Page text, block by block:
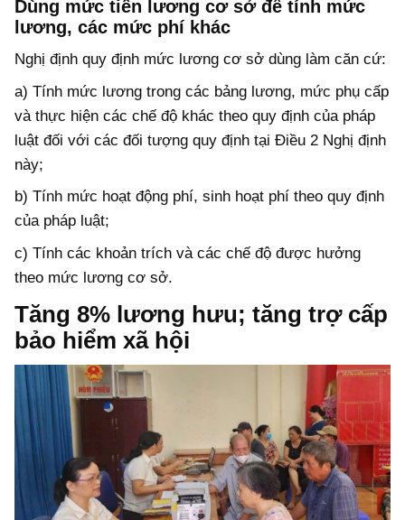
Dùng mức tiền lương cơ sở để tính mức
lương, các mức phí khác
Nghị định quy định mức lương cơ sở dùng làm căn cứ:
a) Tính mức lương trong các bảng lương, mức phụ cấp
và thực hiện các chế độ khác theo quy định của pháp
luật đối với các đối tượng quy định tại Điều 2 Nghị định
này;
b) Tính mức hoạt động phí, sinh hoạt phí theo quy định
của pháp luật;
c) Tính các khoản trích và các chế độ được hưởng
theo mức lương cơ sở.
Tăng 8% lương hưu; tăng trợ cấp
bảo hiểm xã hội